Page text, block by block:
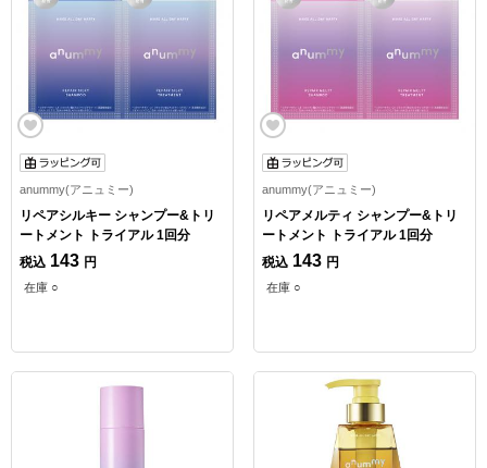
anummy(アニュミー)
リペアシルキー シャンプー&トリ
ートメント トライアル 1回分
税込 143 円
在庫 ○
anummy(アニュミー)
リペアメルティ シャンプー&トリ
ートメント トライアル 1回分
税込 143 円
在庫 ○